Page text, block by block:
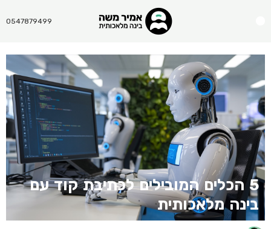
0547879499
5 הכלים המובילים לכתיבת קוד עם
בינה מלאכותית